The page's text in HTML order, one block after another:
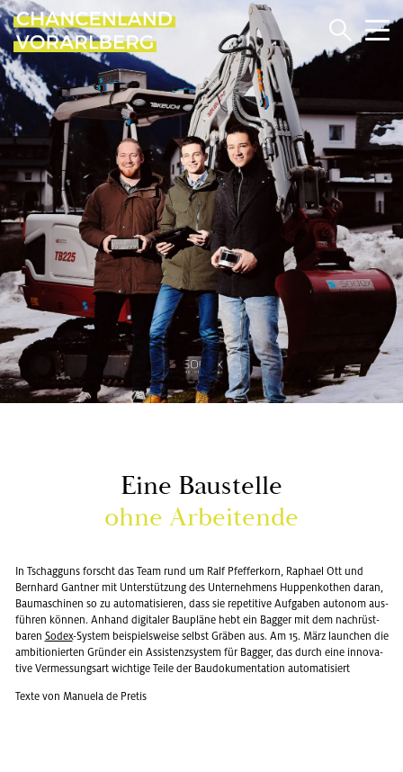
Eine Bau­stel­le
ohne Ar­bei­ten­de
In Tschag­guns forscht das Team rund um Ralf Pfef­fer­korn, Ra­pha­el Ott und
Bern­hard Gant­ner mit Un­ter­stüt­zung des Un­ter­neh­mens Hup­pen­ko­then daran,
Bau­ma­schi­nen so zu au­to­ma­ti­sie­ren, dass sie re­pe­ti­ti­ve Auf­ga­ben au­to­nom aus­
füh­ren kön­nen. An­hand di­gi­ta­ler Bau­plä­ne hebt ein Bag­ger mit dem nach­rüst­
ba­ren Sodex-Sys­tem bei­spiels­wei­se selbst Grä­ben aus. Am 15. März laun­chen die
am­bi­tio­nier­ten Grün­der ein As­sis­tenz­sys­tem für Bag­ger, das durch eine in­no­va­
ti­ve Ver­mes­sungs­art wich­ti­ge Teile der Bau­do­ku­men­ta­ti­on au­to­ma­ti­siert
Texte von Ma­nue­la de Pre­tis